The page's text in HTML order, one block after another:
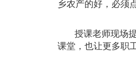
乡农产的好，必须
授课老师现场
课堂，也让更多职